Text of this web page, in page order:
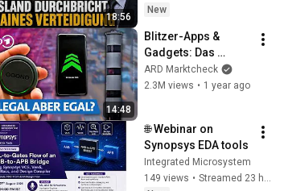
18:56
New
14:48
Blitzer-Apps &
Gadgets: Das
MÜSST ihr wissen!
🚨| FYI – unsere
ARD Marktcheck
2.3M views • 1 year ago
🌐 Webinar on
Synopsys EDA tools
Integrated Microsystem
149 views •